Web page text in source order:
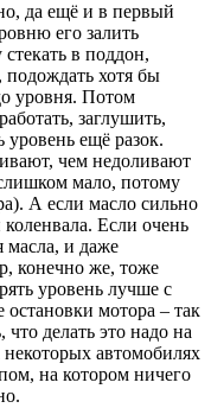
да ещё и в первый
его залить
в поддон,
подождать хотя бы
уровня. Потом
заглушить,
ещё разок.
чем недоливают
мало, потому
А если масло сильно
Если очень
масла, и даже
конечно же, тоже
уровень лучше с
остановки мотора – так
что делать это надо на
автомобилях
на котором ничего